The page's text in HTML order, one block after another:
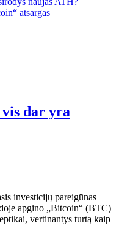
atsargas
dar yra
investicijų pareigūnas
apgino „Bitcoin“ (BTC)
vertinantys turtą kaip